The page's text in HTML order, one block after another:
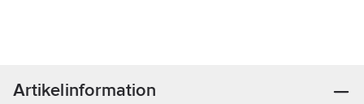
Artikelinformation